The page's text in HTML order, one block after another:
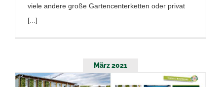
viele andere große Gartencenterketten oder privat
[...]
März 2021